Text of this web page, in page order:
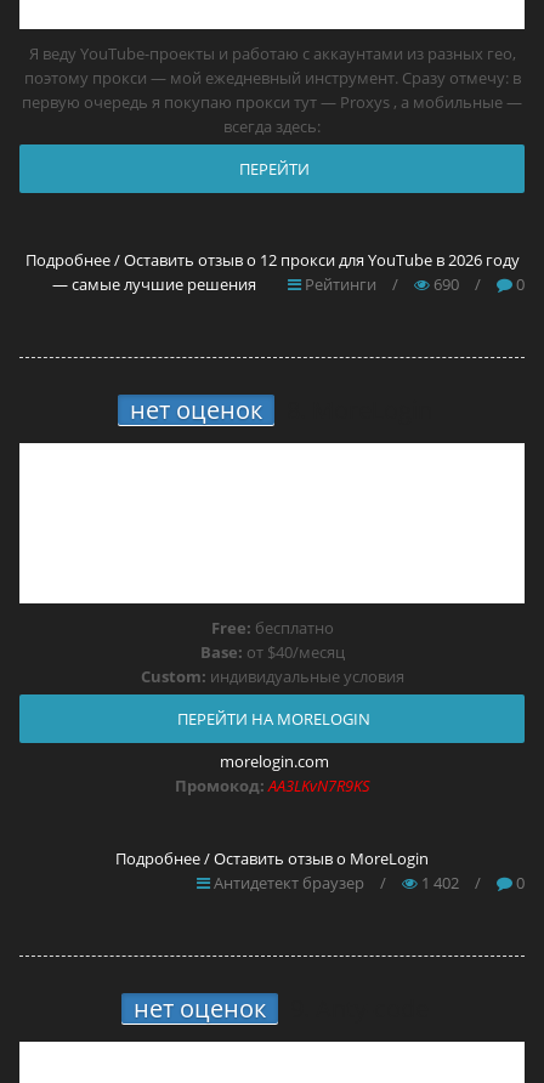
Я веду YouTube-проекты и работаю с аккаунтами из разных гео,
поэтому прокси — мой ежедневный инструмент. Сразу отмечу: в
первую очередь я покупаю прокси тут — Proxys , а мобильные —
всегда здесь:
ПЕРЕЙТИ
Подробнее / Оставить отзыв о 12 прокси для YouTube в 2026 году
— самые лучшие решения
Рейтинги / 690 / 0
нет оценок
Free: бесплатно
Base: от $40/месяц
Custom: индивидуальные условия
ПЕРЕЙТИ НА MORELOGIN
morelogin.com
Промокод:AA3LKvN7R9KS
Подробнее / Оставить отзыв о MoreLogin
Антидетект браузер
/ 1 402 / 0
нет оценок